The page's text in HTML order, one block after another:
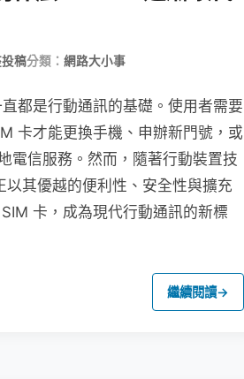
稿分類： 網路大小事
都是行動通訊的基礎。使用者需要
卡才能更換手機、申辦新門號，或
電信服務。然而，隨著行動裝置技
以其優越的便利性、安全性與擴充
卡，成為現代行動通訊的新標
繼續閱讀→